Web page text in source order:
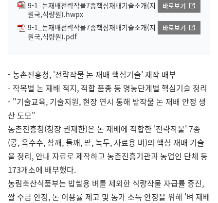
9-1_논재배전략작물7종핵심재배기술소개(지
원국,식량원).hwpx
바로보기
9-1_논재배전략작물7종핵심재배기술소개(지
원국,식량원).pdf
바로보기
- 농촌진흥청, '전략작물 논 재배 핵심기술' 제작 배부
- 작목별 논 재배 적지, 적합 품종 등 영농단계별 핵심기술 정리
- "기술교육, 기술지원, 현장 연시 통해 밭작물 논 재배 안정 생
산 도모"
농촌진흥청(청장 권재한)은 논 재배에 적합한 '전략작물' 7종
(콩, 옥수수, 참깨, 들깨, 팥, 녹두, 사료용 벼)의 핵심 재배 기술
을 정리, 안내 자료로 제작하고 농촌진흥기관과 농업인 단체 등
173개소에 배부했다.
농림축산식품부는 밥쌀용 벼를 제외한 식량작물 자급률 증진,
쌀 수급 안정, 논 이용률 제고 및 농가 소득 안정을 위해 '벼 재배